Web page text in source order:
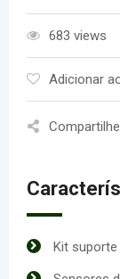
683 views
Adicionar
Kit